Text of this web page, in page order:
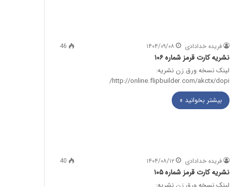
فریده خدادادی ۱۴۰۴/۰۹/۰۸ 46
نشریه کارت قرمز شماره ۱۰۶
لینک نسخه ورق زن نشریه:
http://online.flipbuilder.com/akctx/dopi/
بیشتر بخوانید »
فریده خدادادی ۱۴۰۴/۰۸/۱۲ 40
نشریه کارت قرمز شماره ۱۰۵